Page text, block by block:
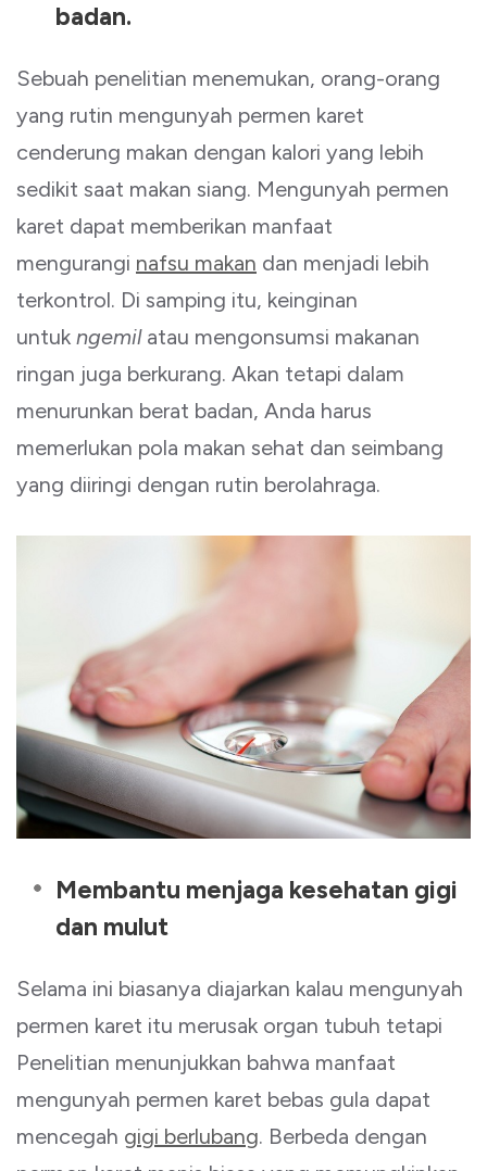
badan.
Sebuah penelitian menemukan, orang-orang
yang rutin mengunyah permen karet
cenderung makan dengan kalori yang lebih
sedikit saat makan siang. Mengunyah permen
karet dapat memberikan manfaat
mengurangi nafsu makan dan menjadi lebih
terkontrol. Di samping itu, keinginan
untuk ngemilatau mengonsumsi makanan
ringan juga berkurang. Akan tetapi dalam
menurunkan berat badan, Anda harus
memerlukan pola makan sehat dan seimbang
yang diiringi dengan rutin berolahraga.
Membantu menjaga kesehatan gigi
dan mulut
Selama ini biasanya diajarkan kalau mengunyah
permen karet itu merusak organ tubuh tetapi
Penelitian menunjukkan bahwa manfaat
mengunyah permen karet bebas gula dapat
mencegah gigi berlubang. Berbeda dengan